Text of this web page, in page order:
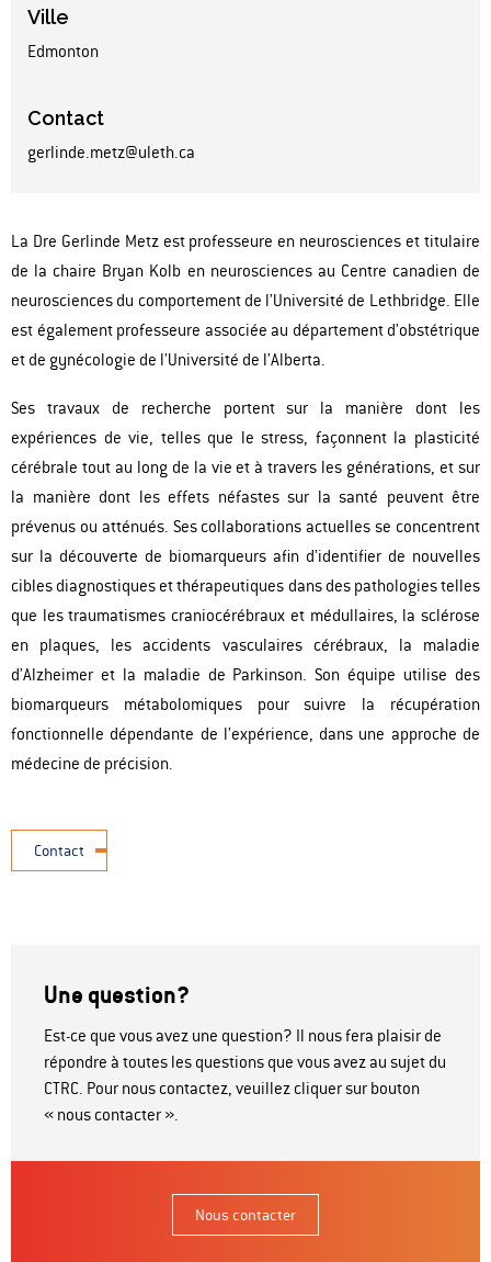
Ville
Edmonton
Contact
gerlinde.metz@uleth.ca
La Dre Gerlinde Metz est professeure en neurosciences et titulaire
de la chaire Bryan Kolb en neurosciences au Centre canadien de
neurosciences du comportement de l’Université de Lethbridge. Elle
est également professeure associée au département d’obstétrique
et de gynécologie de l’Université de l’Alberta.
Ses travaux de recherche portent sur la manière dont les
expériences de vie, telles que le stress, façonnent la plasticité
cérébrale tout au long de la vie et à travers les générations, et sur
la manière dont les effets néfastes sur la santé peuvent être
prévenus ou atténués. Ses collaborations actuelles se concentrent
sur la découverte de biomarqueurs afin d’identifier de nouvelles
cibles diagnostiques et thérapeutiques dans des pathologies telles
que les traumatismes craniocérébraux et médullaires, la sclérose
en plaques, les accidents vasculaires cérébraux, la maladie
d’Alzheimer et la maladie de Parkinson. Son équipe utilise des
biomarqueurs métabolomiques pour suivre la récupération
fonctionnelle dépendante de l’expérience, dans une approche de
médecine de précision.
Contact
Une question?
Est-ce que vous avez une question? Il nous fera plaisir de
répondre à toutes les questions que vous avez au sujet du
CTRC. Pour nous contactez, veuillez cliquer sur bouton
« nous contacter ».
Nous contacter